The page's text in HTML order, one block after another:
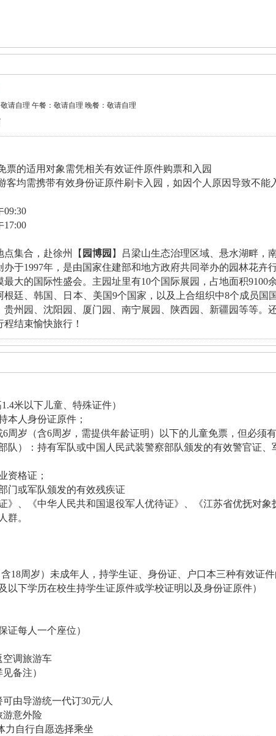
请自理 午餐：敬请自理 晚餐：敬请自理
票的适用对象需凭相关有效证件原件购票和入园
客均需携带有效身份证原件刷卡入园，如因个人原因导致不能
09:30
17:00
点集合，赴徐州【 园博园 】吕梁山生态治理区域、悬水湖畔，
办于1997年，是由国家住建部和地方政府共同举办的园林花卉
最大的国际性盛会。主园址里有10个国际展园，占地面积9100
根廷、韩国、日本、美国9个国家，以及上合组织中8个成员国
贵州园、沈阳园、厦门园、南宁展园、陕西园、新疆园等等。
程结束愉快旅行！
米以下儿童、特殊证件）
本人身份证原件；
周岁（含6周岁，需提供年龄证明）以下的儿童免票，但必须有
）：持有军队或中国人民武装警察部队颁发的有效警官证
资格证；
门或军队颁发的有效残疾证
、《中华人民共和国退役军人优待证》、《江苏省优抚对
群。
18周岁）未成年人，持学生证、身份证、户口本三种有效证
下学历在校生持学生证原件或学校证明以及身份证原件）
证每人一个座位）
空调旅游车
备注）
由导游统一代订30元/人
游意外险
力自行自愿选择乘坐